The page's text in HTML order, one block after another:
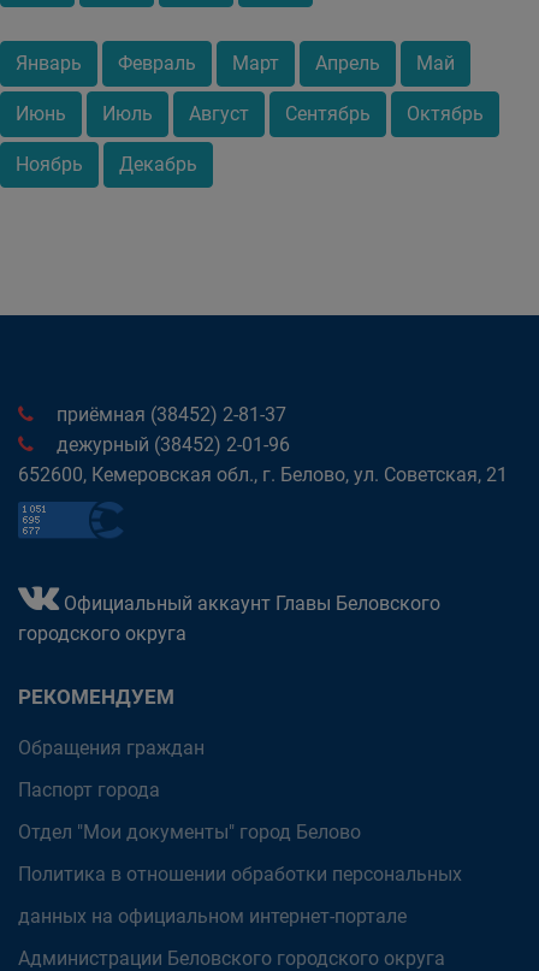
Январь Февраль Март Апрель Май
Июнь Июль Август Сентябрь Октябрь
Ноябрь Декабрь
приёмная (38452) 2-81-37
дежурный (38452) 2-01-96
652600, Кемеровская обл., г. Белово, ул. Советская, 21
Официальный аккаунт Главы Беловского
городского округа
РЕКОМЕНДУЕМ
Обращения граждан
Паспорт города
Отдел "Мои документы" город Белово
Политика в отношении обработки персональных
данных на официальном интернет-портале
Администрации Беловского городского округа